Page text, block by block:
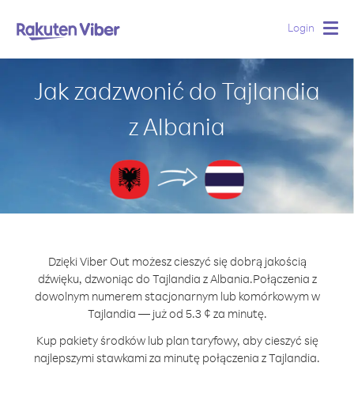
Login
Jak zadzwonić do Tajlandia
z Albania
Dzięki Viber Out możesz cieszyć się dobrą jakością
dźwięku, dzwoniąc do Tajlandia z Albania.Połączenia z
dowolnym numerem stacjonarnym lub komórkowym w
Tajlandia — już od 5.3 ¢ za minutę.
Kup pakiety środków lub plan taryfowy, aby cieszyć się
najlepszymi stawkami za minutę połączenia z Tajlandia.